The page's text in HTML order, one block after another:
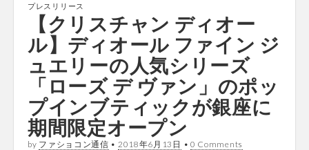
プレスリリース
【クリスチャン ディオー
ル】ディオール ファイン ジ
ュエリーの人気シリーズ
「ローズ デ ヴァン」のポッ
プインブティックが銀座に
期間限定オープン
by ファショコン通信 • 2018年6月13日 • 0 Comments